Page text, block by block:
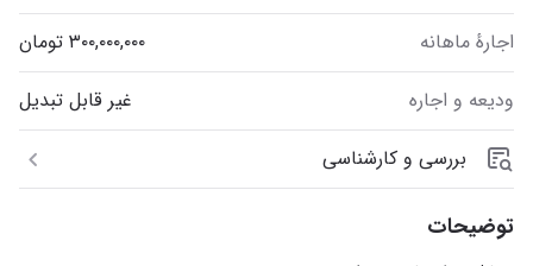
اجارهٔ ماهانه
ودیعه و اجاره
غیر قابل تبدیل
بررسی و کارشناسی
توضیحات